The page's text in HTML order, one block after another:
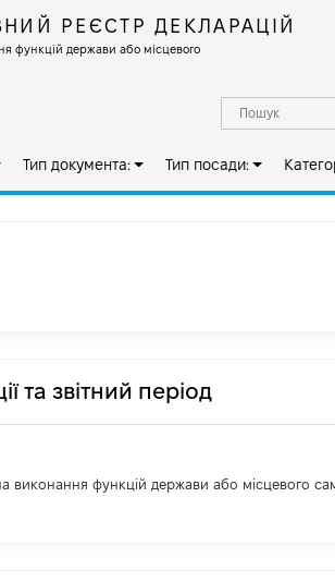
РЕЄСТР ДЕКЛАРАЦІЙ
функцій держави або місцевого
Тип документа: Тип посади:
та звітний період
виконання функцій держави або місцевого